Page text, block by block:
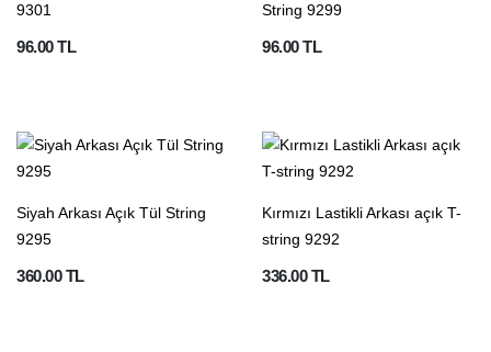
9301
96.00 TL
String 9299
96.00 TL
Siyah Arkası Açık Tül String
9295
360.00 TL
Kırmızı Lastikli Arkası açık T-
string 9292
336.00 TL